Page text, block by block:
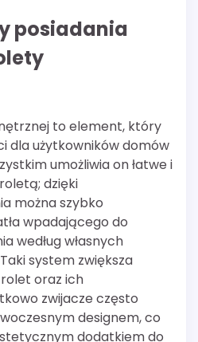
posiadania
to element, który
dla użytkowników domów
umożliwia on łatwe i
dzięki
można szybko
wpadającego do
według własnych
system zwiększa
oraz ich
zwijacze często
designem, co
dodatkiem do